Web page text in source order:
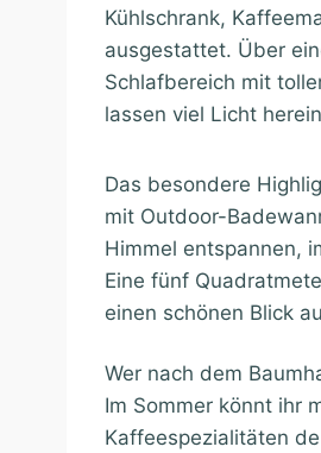
Kühlschrank,
ausgestattet. Über
Schlafbereich mit
lassen viel Licht
Das besondere
mit Outdoor-
Himmel entspannen,
Eine fünf
einen schönen Blick
Wer nach dem
Im Sommer könnt ihr
Kaffeespezialitäten